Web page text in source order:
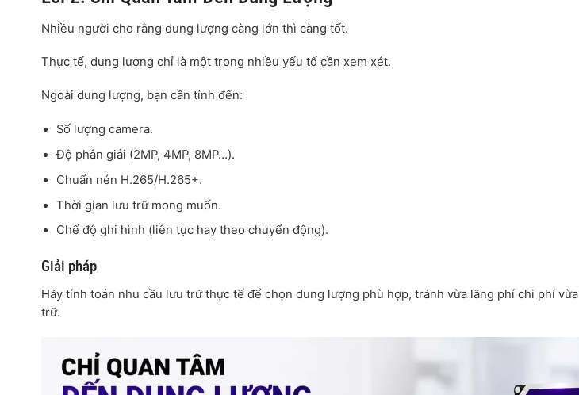
Nhiều người cho rằng dung lượng càng lớn thì càng tốt.
Thực tế, dung lượng chỉ là một trong nhiều yếu tố cần xem xét.
Ngoài dung lượng, bạn cần tính đến:
Số lượng camera.
Độ phân giải (2MP, 4MP, 8MP…).
Chuẩn nén H.265/H.265+.
Thời gian lưu trữ mong muốn.
Chế độ ghi hình (liên tục hay theo chuyển động).
Giải pháp
Hãy tính toán nhu cầu lưu trữ thực tế để chọn dung lượng phù hợp, tránh vừa lãng phí chi phí
trữ.